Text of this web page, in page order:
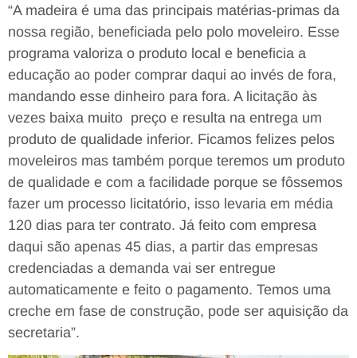
“A madeira é uma das principais matérias-primas da
nossa região, beneficiada pelo polo moveleiro. Esse
programa valoriza o produto local e beneficia a
educação ao poder comprar daqui ao invés de fora,
mandando esse dinheiro para fora. A licitação às
vezes baixa muito preço e resulta na entrega um
produto de qualidade inferior. Ficamos felizes pelos
moveleiros mas também porque teremos um produto
de qualidade e com a facilidade porque se fôssemos
fazer um processo licitatório, isso levaria em média
120 dias para ter contrato. Já feito com empresa
daqui são apenas 45 dias, a partir das empresas
credenciadas a demanda vai ser entregue
automaticamente e feito o pagamento. Temos uma
creche em fase de construção, pode ser aquisição da
secretaria”.